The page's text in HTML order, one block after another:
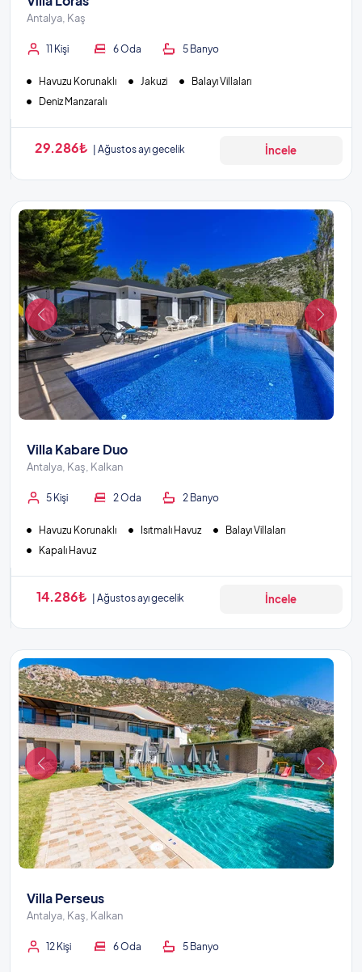
Antalya, Kaş
11 Kişi 6 Oda 5 Banyo
Havuzu Korunaklı Jakuzi
Balayı Villaları
Deniz Manzaralı
29.286₺ Ağustos ayı gecelik İncele
Villa Kabare Duo
Antalya, Kaş, Kalkan
5 Kişi 2 Oda 2 Banyo
Havuzu Korunaklı Isıtmalı Havuz
Balayı Villaları
Kapalı Havuz
14.286₺ Ağustos ayı gecelik İncele
Villa Perseus
Antalya, Kaş, Kalkan
12 Kişi 6 Oda 5 Banyo